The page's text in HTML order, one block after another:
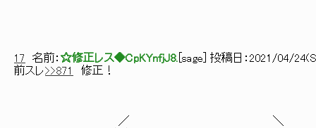
17 名前： ☆修正レス◆CpKYnfjJ8. sage ] 投稿日： 2021/04/
前スレ>>871 修正！
／ ＼